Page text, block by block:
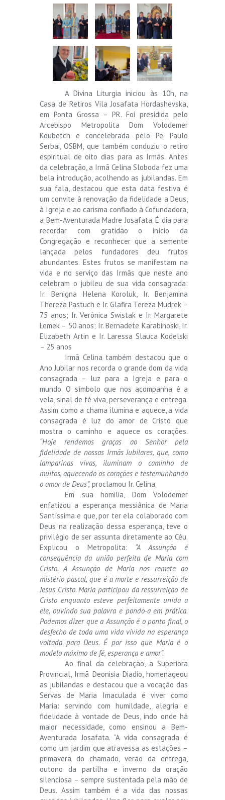
A Divina Liturgia iniciou às 10h, na
Casa de Retiros Vila Josafata Hordashevska,
em Ponta Grossa – PR. Foi presidida pelo
Arcebispo Metropolita Dom Volodemer
Koubetch e concelebrada pelo Pe. Paulo
Serbai, OSBM, que também conduziu o retiro
espiritual de oito dias para as Irmãs. Antes
da celebração, a Irmã Celina Sloboda fez uma
bela introdução, acolhendo as jubilandas. Em
sua fala, destacou que esta data festiva é
um convite à renovação da fidelidade a Deus,
à Igreja e ao carisma confiado à Cofundadora,
a Bem-Aventurada Madre Josafata. É dia para
recordar com gratidão o início da
Congregação e reconhecer que a semente
lançada pelos fundadores deu frutos
abundantes. Estes frutos se manifestam na
vida e no serviço das Irmãs que neste ano
celebram o jubileu de sua vida consagrada:
Ir. Benigna Helena Koroluk, Ir. Benjamina
Thereza Pastuch e Ir. Glafira Tereza Mudrek –
75 anos; Ir. Verônica Swistak e Ir. Margarete
Lemek – 50 anos; Ir. Bernadete Karabinoski, Ir.
Elizabeth Artin e Ir. Laressa Slauca Kodelski
– 25 anos
Irmã Celina também destacou que o
Ano Jubilar nos recorda o grande dom da vida
consagrada – luz para a Igreja e para o
mundo. O símbolo que nos acompanha é a
vela, sinal de fé viva, perseverança e entrega.
Assim como a chama ilumina e aquece, a vida
consagrada é luz do amor de Cristo que
mostra o caminho e aquece os corações.
“Hoje rendemos graças ao Senhor pela
fidelidade de nossas Irmãs Jubilares, que, como
lamparinas vivas, iluminam o caminho de
muitos, aquecendo os corações e testemunhando
o amor de Deus”, proclamou Ir. Celina.
Em sua homilia, Dom Volodemer
enfatizou a esperança messiânica de Maria
Santíssima e que, por ter ela colaborado com
Deus na realização dessa esperança, teve o
privilégio de ser assunta diretamente ao Céu.
Explicou o Metropolita: “A Assunção é
consequência da união perfeita de Maria com
Cristo. A Assunção de Maria nos remete ao
mistério pascal, que é a morte e ressurreição de
Jesus Cristo. Maria participou da ressurreição de
Cristo enquanto esteve perfeitamente unida a
ele, ouvindo sua palavra e pondo-a em prática.
Podemos dizer que a Assunção é o ponto final, o
desfecho de toda uma vida vivida na esperança
voltada para Deus. É por isso que Maria é o
modelo máximo de fé, esperança e amor”.
Ao final da celebração, a Superiora
Provincial, Irmã Deonisia Diadio, homenageou
as jubilandas e destacou que a vocação das
Servas de Maria Imaculada é viver como
Maria: servindo com humildade, alegria e
fidelidade à vontade de Deus, indo onde há
maior necessidade, como ensinou a Bem-
Aventurada Josafata. “A vida consagrada é
como um jardim que atravessa as estações –
primavera do chamado, verão da entrega,
outono da partilha e inverno da oração
silenciosa – sempre sustentada pela mão de
Deus. Assim também é a vida das nossas